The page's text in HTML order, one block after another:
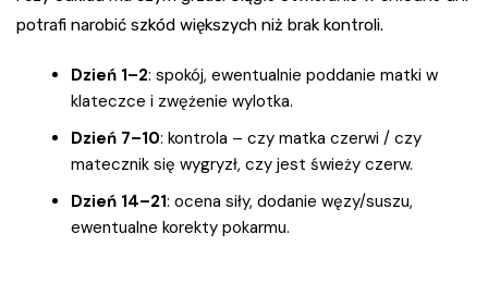
potrafi narobić szkód większych niż brak kontroli.
Dzień 1–2: spokój, ewentualnie poddanie matki w
klateczce i zwężenie wylotka.
Dzień 7–10: kontrola – czy matka czerwi / czy
matecznik się wygryzł, czy jest świeży czerw.
Dzień 14–21: ocena siły, dodanie węzy/suszu,
ewentualne korekty pokarmu.